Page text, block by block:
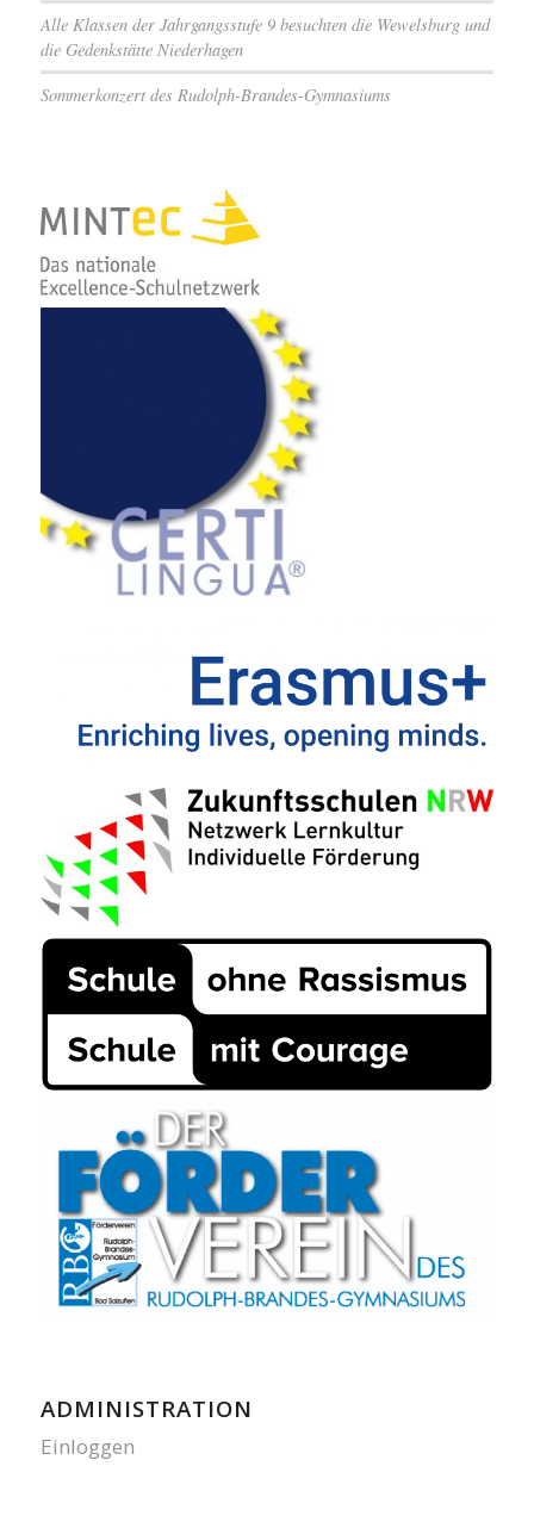
Alle Klassen der Jahrgangsstufe 9 besuchten die Wewelsburg und
die Gedenkstätte Niederhagen
Sommerkonzert des Rudolph-Brandes-Gymnasiums
ADMINISTRATION
Einloggen